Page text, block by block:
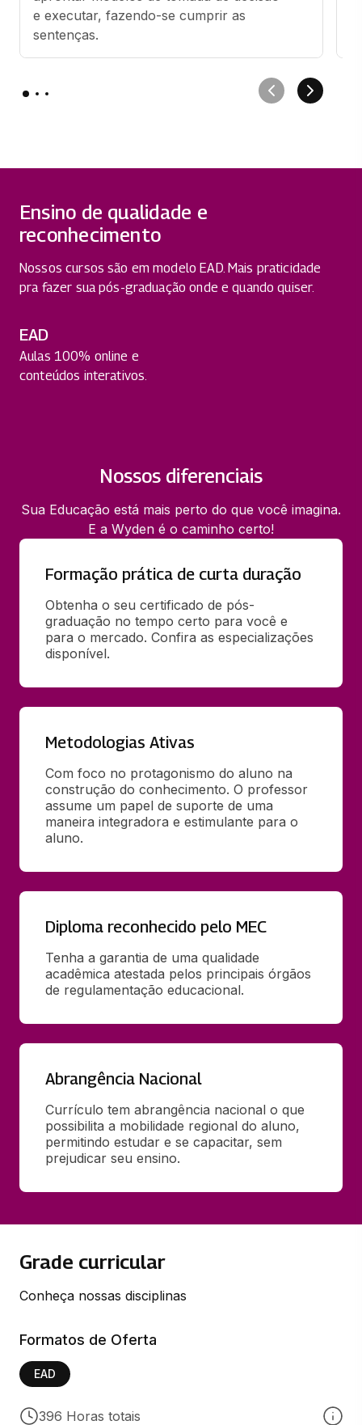
e executar, fazendo-se cumprir as
sentenças.
Ensino de qualidade e
reconhecimento
Nossos cursos são em modelo EAD. Mais praticidade
pra fazer sua pós-graduação onde e quando quiser.
EAD
Aulas 100% online e
conteúdos interativos.
Nossos diferenciais
Sua Educação está mais perto do que você imagina.
E a Wyden é o caminho certo!
Formação prática de curta duração
Obtenha o seu certificado de pós-
graduação no tempo certo para você e
para o mercado. Confira as especializações
disponível.
Metodologias Ativas
Com foco no protagonismo do aluno na
construção do conhecimento. O professor
assume um papel de suporte de uma
maneira integradora e estimulante para o
aluno.
Diploma reconhecido pelo MEC
Tenha a garantia de uma qualidade
acadêmica atestada pelos principais órgãos
de regulamentação educacional.
Abrangência Nacional
Currículo tem abrangência nacional o que
possibilita a mobilidade regional do aluno,
permitindo estudar e se capacitar, sem
prejudicar seu ensino.
Grade curricular
Conheça nossas disciplinas
Formatos de Oferta
EAD
396 Horas totais